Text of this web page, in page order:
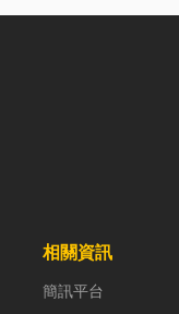
相關資訊
簡訊平台